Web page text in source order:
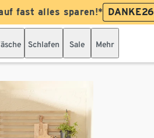
fast alles sparen!* DANKE26
Schlafen Sale Mehr